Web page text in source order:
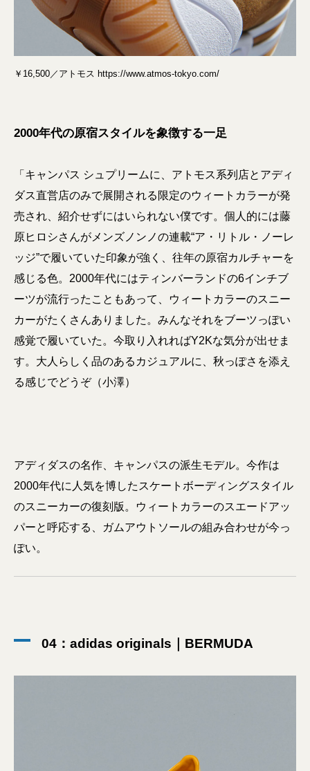
￥16,500／アトモス https://www.atmos-tokyo.com/
2000年代の原宿スタイルを象徴する一足
「キャンパス シュプリームに、アトモス系列店とアディ
ダス直営店のみで展開される限定のウィートカラーが発
売され、紹介せずにはいられない僕です。個人的には藤
原ヒロシさんがメンズノンノの連載“ア・リトル・ノーレ
ッジ”で履いていた印象が強く、往年の原宿カルチャーを
感じる色。2000年代にはティンバーランドの6インチブ
ーツが流行ったこともあって、ウィートカラーのスニー
カーがたくさんありました。みんなそれをブーツっぽい
感覚で履いていた。今取り入れればY2Kな気分が出せま
す。大人らしく品のあるカジュアルに、秋っぽさを添え
る感じでどうぞ（小澤）
アディダスの名作、キャンパスの派生モデル。今作は
2000年代に人気を博したスケートボーディングスタイル
のスニーカーの復刻版。ウィートカラーのスエードアッ
パーと呼応する、ガムアウトソールの組み合わせが今っ
ぽい。
04：adidas originals｜BERMUDA